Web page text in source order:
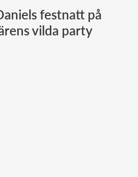
Norska kungahuset
kungahuset
festnatt på
vilda party